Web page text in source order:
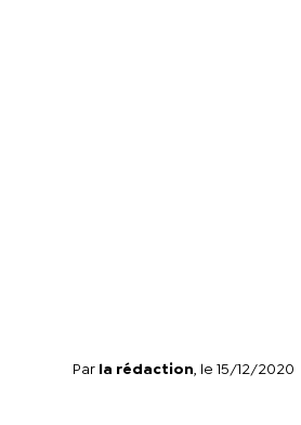
Par la rédaction , le 15/12/2020